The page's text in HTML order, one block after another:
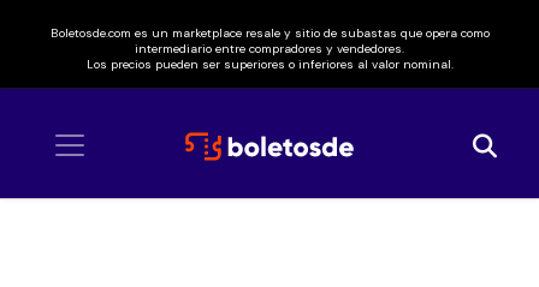
Boletosde.com es un marketplace resale y sitio de subastas que opera como
intermediario entre compradores y vendedores.
Los precios pueden ser superiores o inferiores al valor nominal.